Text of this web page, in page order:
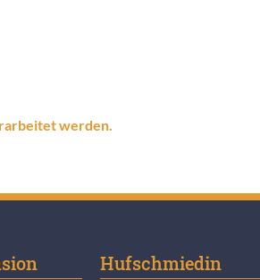
werden.
Hufschmiedin